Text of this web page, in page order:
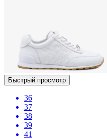
Быстрый просмотр
36
37
38
39
41